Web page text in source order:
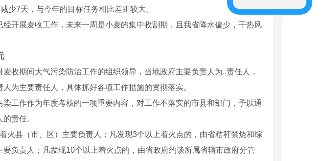
少7天，与今年的目标任务相比差距较大。
开展麦收工作，未来一周是小麦的集中收割期，且我省降水偏少，干热风
收期间大气污染防治工作的组织领导，当地政府主要负责人为..责任人，
为主要责任人，具体抓好各项工作措施的贯彻落实。
工作作为年度考核的一项重要内容，对工作不落实的市县和部门，予以通
责任。
火县（市、区）主要负责人；凡发现3个以上着火点的，由省秸秆禁烧和综
负责人；凡发现10个以上着火点的，由省政府约谈所属省辖市政府分管